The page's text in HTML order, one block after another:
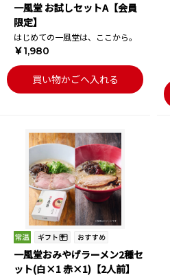
一風堂 お試しセットA【会員
限定】
はじめての一風堂は、ここから。
￥1,980
買い物かごへ入れる
一風堂おみやげラーメン2種セ
ット(白×1 赤×1)【2人前】